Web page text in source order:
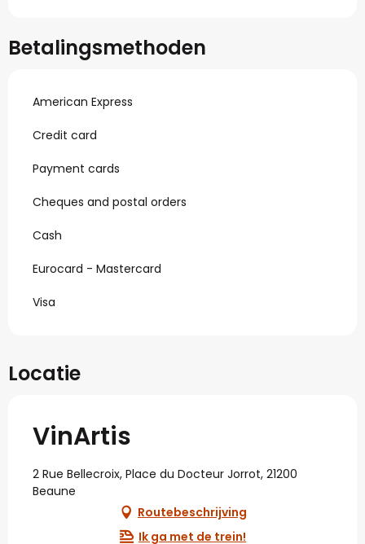
Betalingsmethoden
American Express
Credit card
Payment cards
Cheques and postal orders
Cash
Eurocard - Mastercard
Visa
Locatie
VinArtis
2 Rue Bellecroix, Place du Docteur Jorrot, 21200
Beaune
Routebeschrijving
Ik ga met de trein!